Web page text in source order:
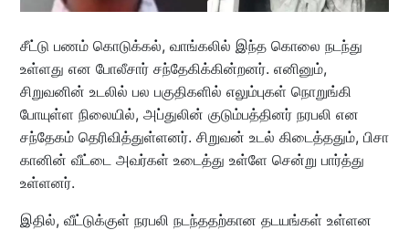
சீட்டு பணம் கொடுக்கல், வாங்கலில் இந்த கொலை நடந்து
உள்ளது என போலீசார் சந்தேகிக்கின்றனர். எனினும்,
சிறுவனின் உடலில் பல பகுதிகளில் எலும்புகள் நொறுங்கி
போயுள்ள நிலையில், அப்துலின் குடும்பத்தினர் நரபலி என
சந்தேகம் தெரிவித்துள்ளனர். சிறுவன் உடல் கிடைத்ததும், பிசா
கானின் வீட்டை அவர்கள் உடைத்து உள்ளே சென்று பார்த்து
உள்ளனர்.
இதில், வீட்டுக்குள் நரபலி நடந்ததற்கான தடயங்கள் உள்ளன